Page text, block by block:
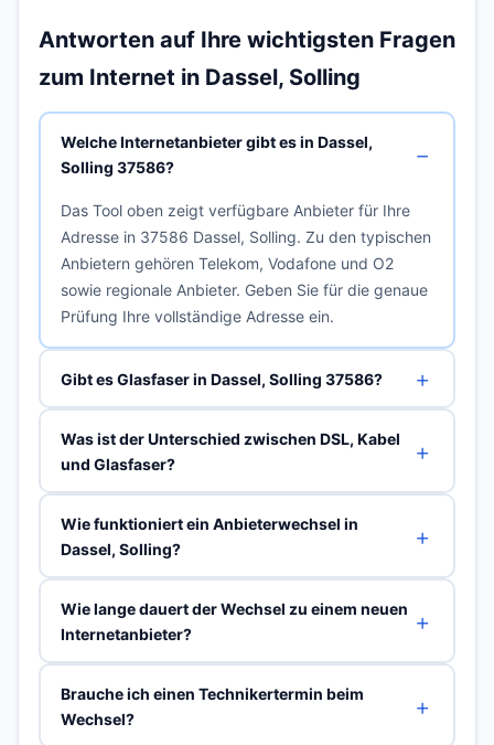
Antworten auf Ihre wichtigsten Fragen
zum Internet in Dassel, Solling
Welche Internetanbieter gibt es in Dassel,
Solling 37586?
Das Tool oben zeigt verfügbare Anbieter für Ihre
Adresse in 37586 Dassel, Solling. Zu den typischen
Anbietern gehören Telekom, Vodafone und O2
sowie regionale Anbieter. Geben Sie für die genaue
Prüfung Ihre vollständige Adresse ein.
Gibt es Glasfaser in Dassel, Solling 37586?
Was ist der Unterschied zwischen DSL, Kabel
und Glasfaser?
Wie funktioniert ein Anbieterwechsel in
Dassel, Solling?
Wie lange dauert der Wechsel zu einem neuen
Internetanbieter?
Brauche ich einen Technikertermin beim
Wechsel?